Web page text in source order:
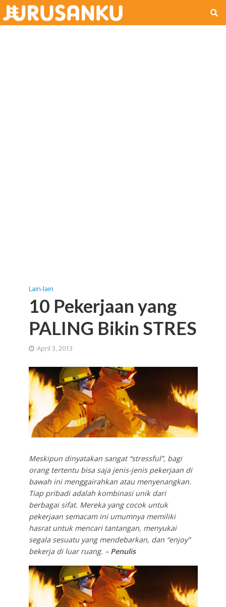
Lain-lain
10 Pekerjaan yang
PALING Bikin STRES
April 3, 2013
Meskipun dinyatakan sangat “stressful”, bagi
orang tertentu bisa saja jenis-jenis pekerjaan di
bawah ini menggairahkan atau menyenangkan.
Tiap pribadi adalah kombinasi unik dari
berbagai sifat. Mereka yang cocok untuk
pekerjaan semacam ini umumnya memiliki
hasrat untuk mencari tantangan, menyukai
segala sesuatu yang mendebarkan, dan “enjoy”
bekerja di luar ruang. – Penulis